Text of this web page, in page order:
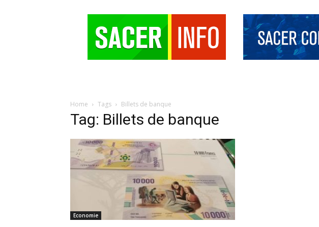
Home Tags Billets de banque
Tag: Billets de banque
Economie